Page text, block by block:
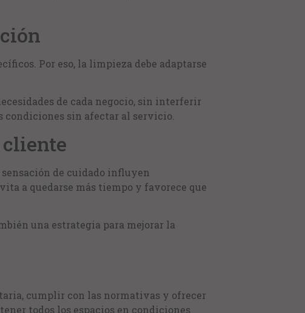
Por eso, la limpieza debe adaptarse
de cada negocio, sin interferir
condiciones sin afectar al servicio.
de cuidado influyen
a quedarse más tiempo y favorece que
una estrategia para mejorar la
cumplir con las normativas y ofrecer
todos los espacios en condiciones